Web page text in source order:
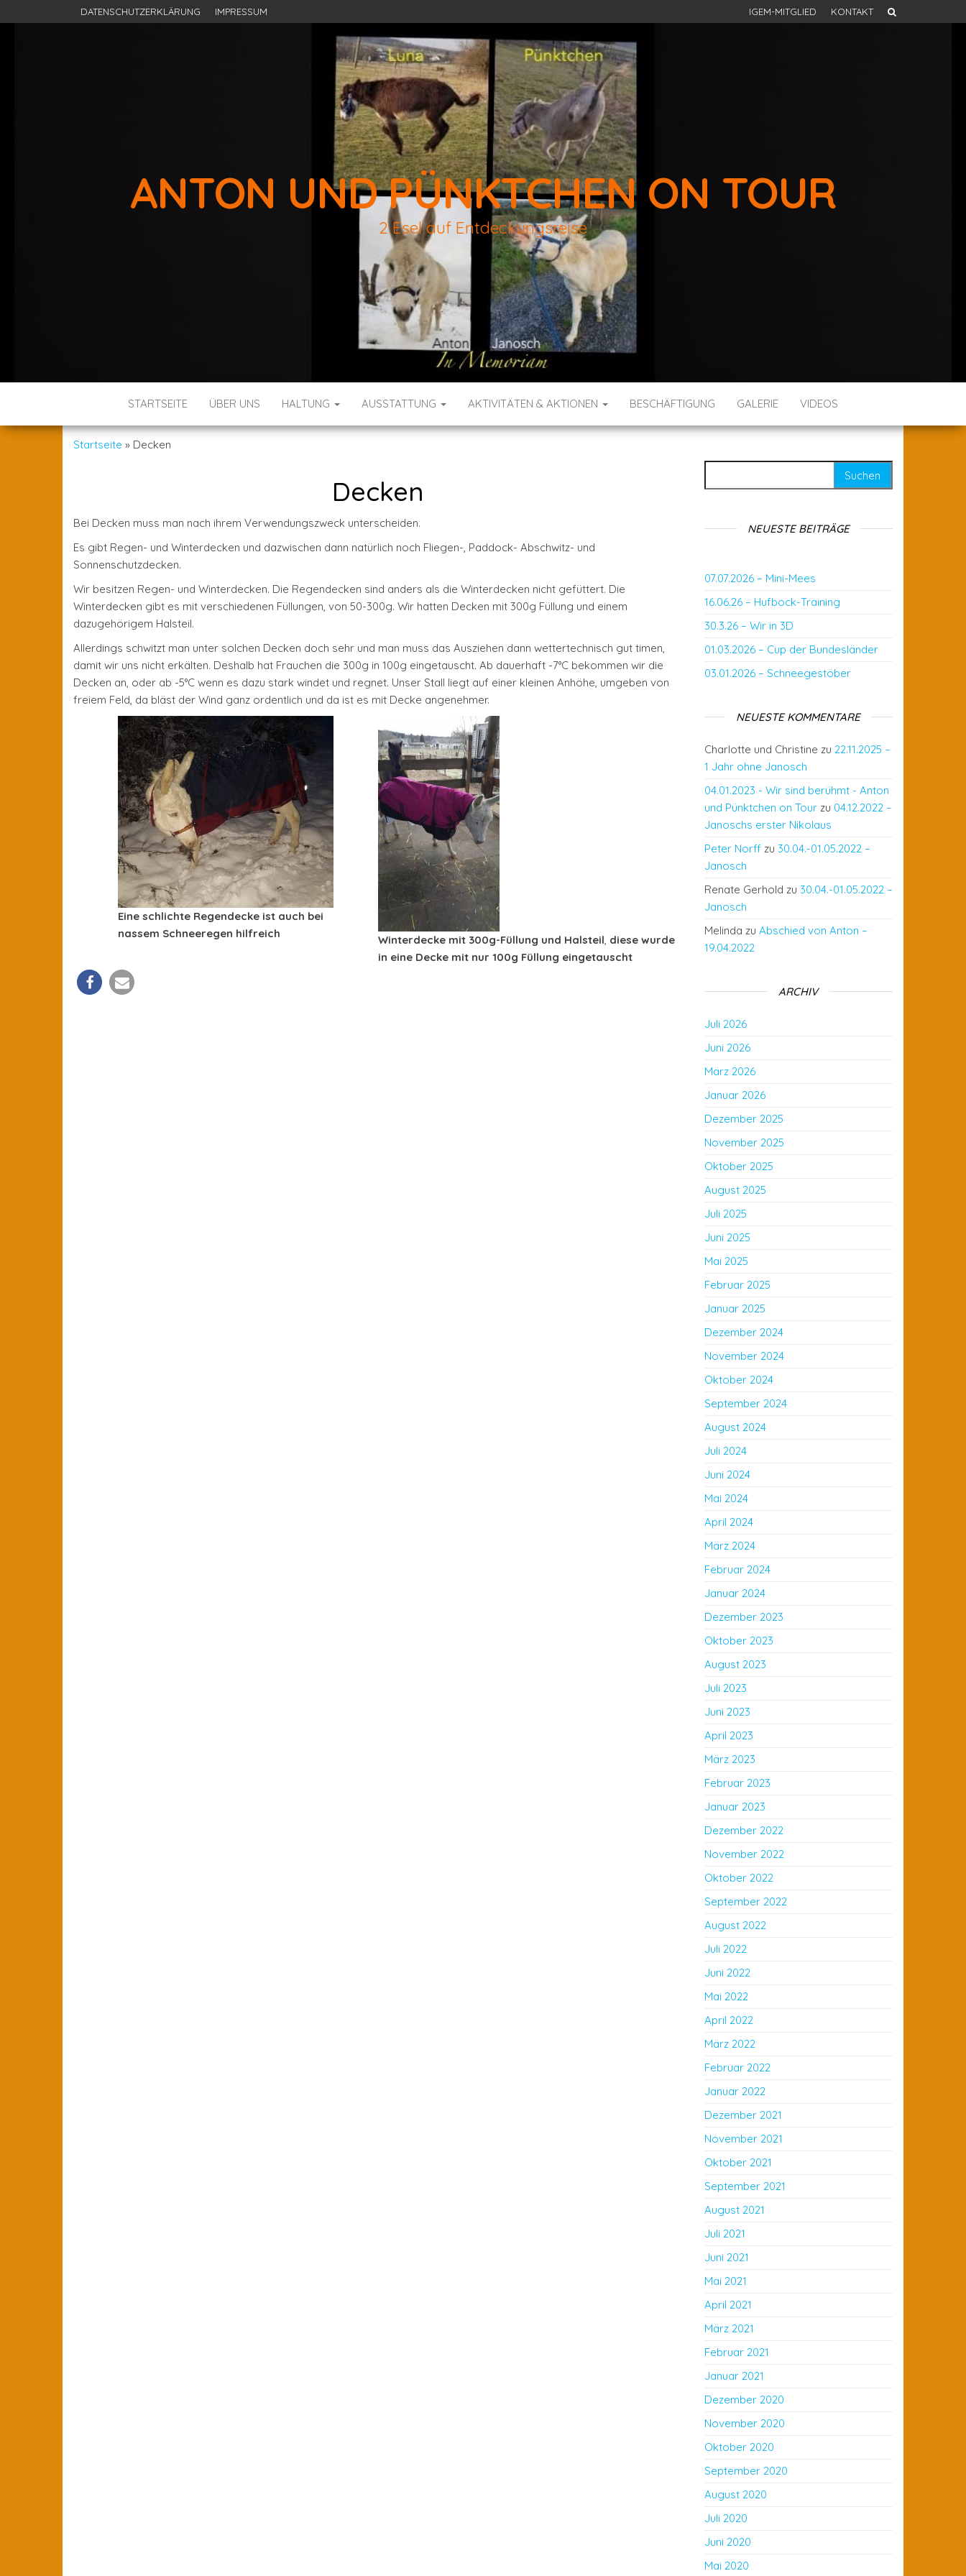
DATENSCHUTZERKLÄRUNG IMPRESSUM IGEM-MITGLIED KONTAKT
ANTON UND PÜNKTCHEN ON TOUR
2 Esel auf Entdeckungsreise
STARTSEITE ÜBER UNS HALTUNG AUSSTATTUNG AKTIVITÄTEN & AKTIONEN BESCHÄFTIGUNG GALERIE VIDEOS
Startseite » Decken
Decken
Bei Decken muss man nach ihrem Verwendungszweck unterscheiden.
Es gibt Regen- und Winterdecken und dazwischen dann natürlich noch Fliegen-, Paddock- Abschwitz- und
Sonnenschutzdecken.
Wir besitzen Regen- und Winterdecken. Die Regendecken sind anders als die Winterdecken nicht gefüttert. Die
Winterdecken gibt es mit verschiedenen Füllungen, von 50-300g. Wir hatten Decken mit 300g Füllung und einem
dazugehörigem Halsteil.
Allerdings schwitzt man unter solchen Decken doch sehr und man muss das Ausziehen dann wettertechnisch gut timen,
damit wir uns nicht erkälten. Deshalb hat Frauchen die 300g in 100g eingetauscht. Ab dauerhaft -7°C bekommen wir die
Decken an, oder ab -5°C wenn es dazu stark windet und regnet. Unser Stall liegt auf einer kleinen Anhöhe, umgeben von
freiem Feld, da bläst der Wind ganz ordentlich und da ist es mit Decke angenehmer.
Eine schlichte Regendecke ist auch bei
nassem Schneeregen hilfreich
Winterdecke mit 300g-Füllung und Halsteil, diese wurde
in eine Decke mit nur 100g Füllung eingetauscht
NEUESTE BEITRÄGE
07.07.2026 – Mini-Mees
16.06.26 – Hufbock-Training
30.3.26 – Wir in 3D
01.03.2026 – Cup der Bundesländer
03.01.2026 – Schneegestöber
NEUESTE KOMMENTARE
Charlotte und Christine zu 22.11.2025 –
1 Jahr ohne Janosch
04.01.2023 - Wir sind berühmt - Anton
und Pünktchen on Tourzu 04.12.2022 –
Janoschs erster Nikolaus
Peter Norffzu 30.04.-01.05.2022 –
Janosch
Renate Gerhold zu 30.04.-01.05.2022 –
Janosch
Melinda zu Abschied von Anton –
19.04.2022
ARCHIV
Juli 2026
Juni 2026
März 2026
Januar 2026
Dezember 2025
November 2025
Oktober 2025
August 2025
Juli 2025
Juni 2025
Mai 2025
Februar 2025
Januar 2025
Dezember 2024
November 2024
Oktober 2024
September 2024
August 2024
Juli 2024
Juni 2024
Mai 2024
April 2024
März 2024
Februar 2024
Januar 2024
Dezember 2023
Oktober 2023
August 2023
Juli 2023
Juni 2023
April 2023
März 2023
Februar 2023
Januar 2023
Dezember 2022
November 2022
Oktober 2022
September 2022
August 2022
Juli 2022
Juni 2022
Mai 2022
April 2022
März 2022
Februar 2022
Januar 2022
Dezember 2021
November 2021
Oktober 2021
September 2021
August 2021
Juli 2021
Juni 2021
Mai 2021
April 2021
März 2021
Februar 2021
Januar 2021
Dezember 2020
November 2020
Oktober 2020
September 2020
August 2020
Juli 2020
Juni 2020
Mai 2020